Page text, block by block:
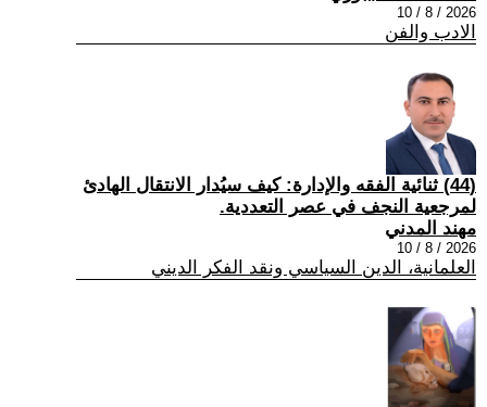
2026 / 8 / 10
الادب والفن
(44) ثنائية الفقه والإدارة: كيف سيُدار الانتقال الهادئ
لمرجعية النجف في عصر التعددية.
مهند المدني
2026 / 8 / 10
العلمانية، الدين السياسي ونقد الفكر الديني